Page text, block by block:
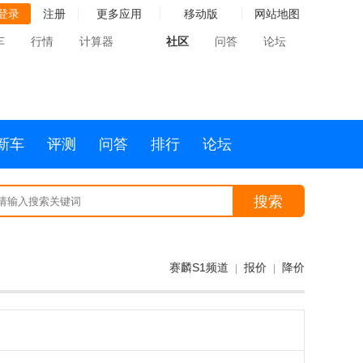
录 注册 更多应用 移动版 网站地图
行情 计算器 社区 问答 论坛
车 评测 问答 排行 论坛
搜索
赛麟S1频道 报价 降价